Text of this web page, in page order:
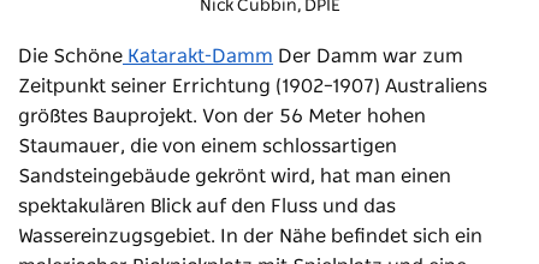
Nick Cubbin, DPIE
Die Schöne Katarakt-Damm Der Damm war zum
Zeitpunkt seiner Errichtung (1902–1907) Australiens
größtes Bauprojekt. Von der 56 Meter hohen
Staumauer, die von einem schlossartigen
Sandsteingebäude gekrönt wird, hat man einen
spektakulären Blick auf den Fluss und das
Wassereinzugsgebiet. In der Nähe befindet sich ein